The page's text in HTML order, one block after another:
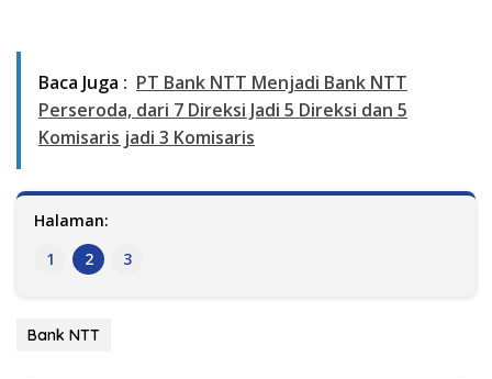
Baca Juga : PT Bank NTT Menjadi Bank NTT
Perseroda, dari 7 Direksi Jadi 5 Direksi dan 5
Komisaris jadi 3 Komisaris
Halaman:
1
2 3
Bank NTT